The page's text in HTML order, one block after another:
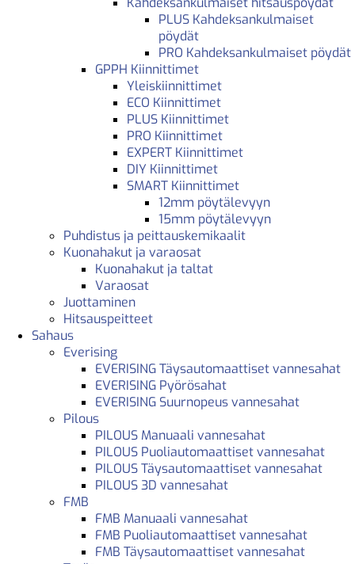
PLUS Kahdeksankulmaiset
pöydät
PRO Kahdeksankulmaiset pöydät
GPPH Kiinnittimet
Yleiskiinnittimet
ECO Kiinnittimet
PLUS Kiinnittimet
PRO Kiinnittimet
EXPERT Kiinnittimet
DIY Kiinnittimet
SMART Kiinnittimet
12mm pöytälevyyn
15mm pöytälevyyn
Puhdistus ja peittauskemikaalit
Kuonahakut ja varaosat
Kuonahakut ja taltat
Varaosat
Juottaminen
Hitsauspeitteet
Sahaus
Everising
EVERISING Täysautomaattiset vannesahat
EVERISING Pyörösahat
EVERISING Suurnopeus vannesahat
Pilous
PILOUS Manuaali vannesahat
PILOUS Puoliautomaattiset vannesahat
PILOUS Täysautomaattiset vannesahat
PILOUS 3D vannesahat
FMB
FMB Manuaali vannesahat
FMB Puoliautomaattiset vannesahat
FMB Täysautomaattiset vannesahat